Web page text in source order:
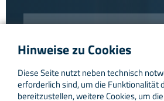
Hinweise zu Cookies
Diese Seite nutzt neben technisch
erforderlich sind, um die Funktionalität
bereitzustellen, weitere Cookies, um